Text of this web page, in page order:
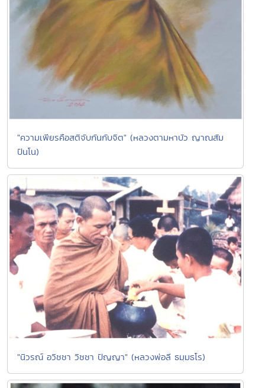
"ความเพียรคือสติจับกันกับจิต" (หลวงตามหาบัว ญาณสัม
ปันโน)
"นิวรณ์ อวิชชา วิชชา ปัญญา" (หลวงพ่อลี ธมฺมธโร)